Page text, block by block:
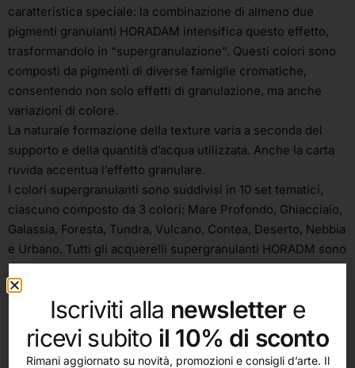
caratteristica speciale: la combinazione di almeno due
pigmenti granulanti HORADAM intensifica questo effetto,
trasformandolo in “supergranulazione”. Questi colori sono
composti da pigmenti di diverse famiglie cromatiche,
consentendo non solo effetti di granulazione, ma anche
variazioni di colore.
La naturale formazione della texture varia a seconda del
supporto e della quantità d’acqua utilizzata. Anche la carta
ruvida accentua l’effetto granulare.
I colori supergranulanti sono suddivisi in 10 set tematici,
ciascuno composto da 3 colori: Mare Profondo, Ghiacciaio,
Galassia, Foresta, Tundra, Vulcano, Contea, Deserto, Nebbia
e Urbano. Tutti gli acquerelli supergranulanti HORADM sono
altamente resistenti alla luce (4 e 5 stelle).
Iscriviti alla newslettere
ricevi subito il 10% di sconto
Rimani aggiornato su novità, promozioni e consigli d’arte. Il